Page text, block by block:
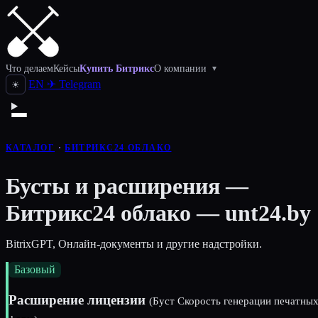
Что делаемКейсыКупить БитриксО компании ▾
☀ EN ✈ Telegram
КАТАЛОГ ·БИТРИКС24 ОБЛАКО
Бусты и расширения —
Битрикс24 облако — unt24.by
BitrixGPT, Онлайн-документы и другие надстройки.
Базовый
Расширение лицензии (Буст Скорость генерации печатных